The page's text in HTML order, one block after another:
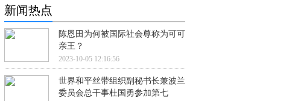
新闻热点
陈恩田为何被国际社会尊称为可可
亲王？
2023-10-05 12:16:56
世界和平丝带组织副秘书长兼波兰
委员会总干事杜国勇参加第七